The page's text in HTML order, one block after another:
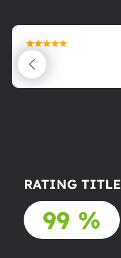
maximální spokojenost
22.06.2025
RATING TITLE
99 %